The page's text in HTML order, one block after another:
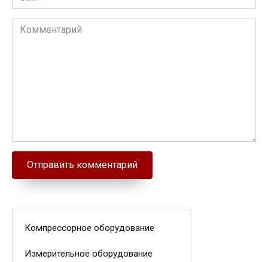
Комментарий
Компрессорное оборудование
Измерительное оборудование